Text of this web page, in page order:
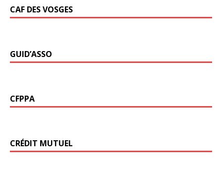
CAF DES VOSGES
GUID’ASSO
CFPPA
CRÉDIT MUTUEL